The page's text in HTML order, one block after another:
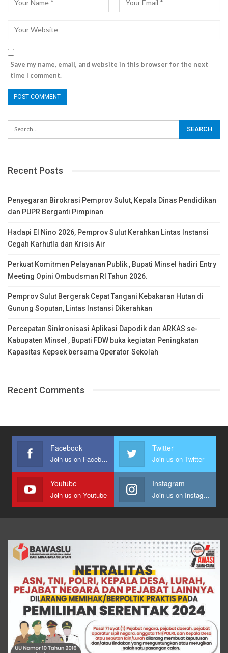
Save my name, email, and website in this browser for the next
time I comment.
Recent Posts
Penyegaran Birokrasi Pemprov Sulut, Kepala Dinas Pendidikan
dan PUPR Berganti Pimpinan
Hadapi El Nino 2026, Pemprov Sulut Kerahkan Lintas Instansi
Cegah Karhutla dan Krisis Air
Perkuat Komitmen Pelayanan Publik , Bupati Minsel hadiri Entry
Meeting Opini Ombudsman RI Tahun 2026.
Pemprov Sulut Bergerak Cepat Tangani Kebakaran Hutan di
Gunung Soputan, Lintas Instansi Dikerahkan
Percepatan Sinkronisasi Aplikasi Dapodik dan ARKAS se-
Kabupaten Minsel , Bupati FDW buka kegiatan Peningkatan
Kapasitas Kepsek bersama Operator Sekolah
Recent Comments
Facebook
Join us on Facebook
Twitter
Join us on Twitter
Youtube
Join us on Youtube
Instagram
Join us on Instagram